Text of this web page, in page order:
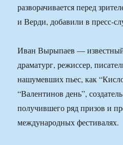
разворачивается перед
и Верди, добавили в пресс-
Иван Вырыпаев —
драматург, режиссер,
нашумевших пьес, как
“Валентинов день”,
получившего ряд призов и
международных фестивалях.